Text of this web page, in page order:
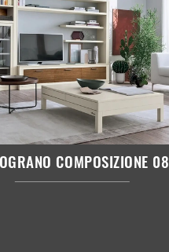
COMPOSIZIONE 08